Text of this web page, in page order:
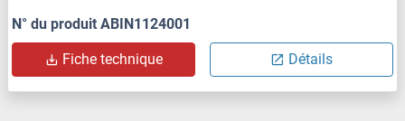
N° du produit ABIN1124001
Fiche technique Détails